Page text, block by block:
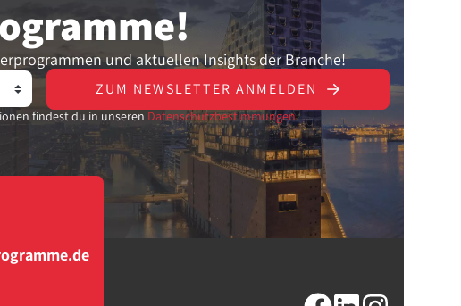
und aktuellen Insights der Branche!
ZUM NEWSLETTER ANMELDEN
findest du in unseren Datenschutzbestimmungen.